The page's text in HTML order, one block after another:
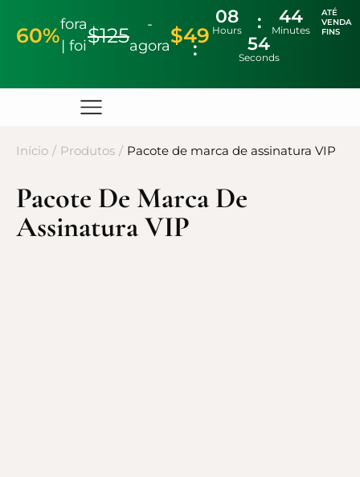
60%fora
| foi$125
-
agora$49
08
Hours
44
Minutes
53
Seconds
ATÉ
VENDA
FINS
Início / Produtos / Pacote de marca de assinatura VIP
Pacote De Marca De
Assinatura VIP